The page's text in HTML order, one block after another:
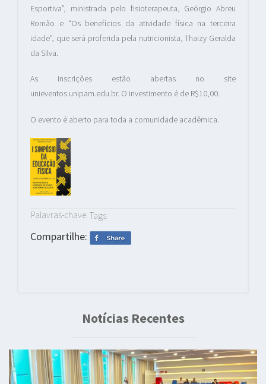
Esportiva”, ministrada pelo fisioterapeuta, Geórgio Abreu
Romão e “Os benefícios da atividade física na terceira
idade”, que será proferida pela nutricionista, Thaizy Geralda
da Silva.
As inscrições estão abertas no site
unieventos.unipam.edu.br. O investimento é de R$10,00.
O evento é aberto para toda a comunidade acadêmica.
Palavras-chave: Tags:
Compartilhe:
Notícias Recentes